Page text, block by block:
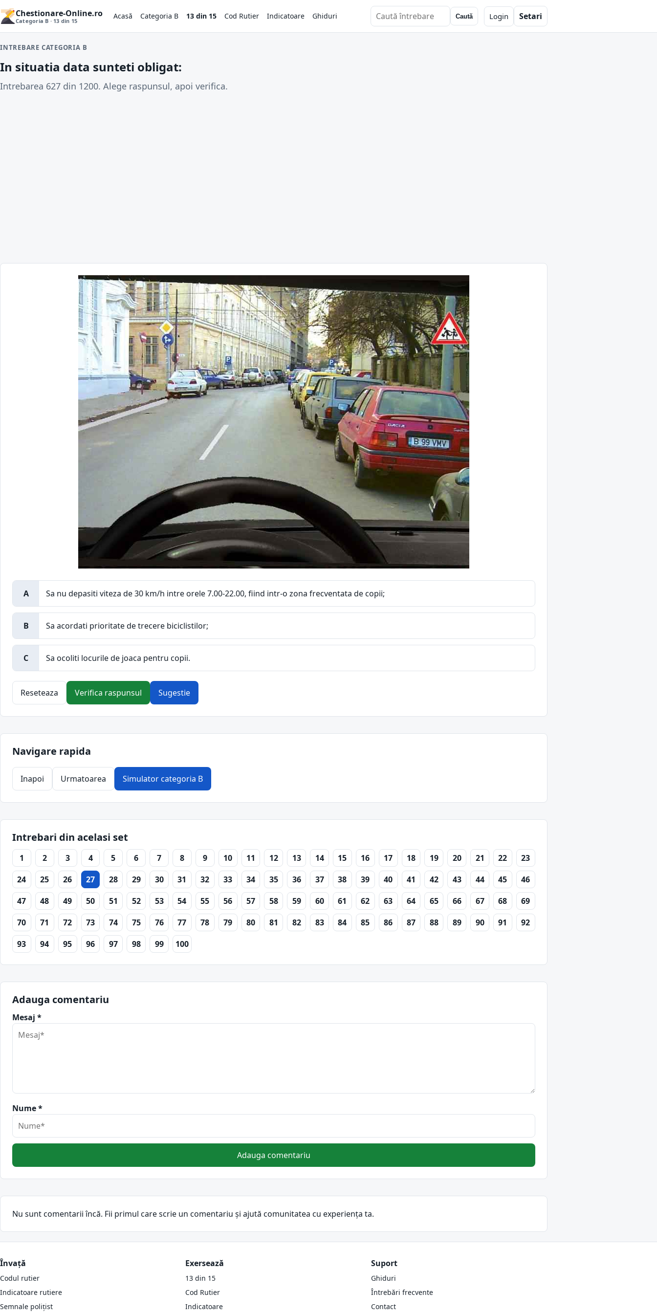
Chestionare-Online.ro
Categoria B · 13 din 15 Acasă Categoria B 13 din 15 Cod Rutier Indicatoare Ghiduri Caută întrebări Caută Login Setari
INTREBARE CATEGORIA B
In situatia data sunteti obligat:
Intrebarea 627 din 1200. Alege raspunsul, apoi verifica.
A Sa nu depasiti viteza de 30 km/h intre orele 7.00-22.00, fiind intr-o zona frecventata de copii;
B Sa acordati prioritate de trecere biciclistilor;
C Sa ocoliti locurile de joaca pentru copii.
Reseteaza Verifica raspunsul Sugestie
Navigare rapida
Inapoi Urmatoarea Simulator categoria B
Intrebari din acelasi set
1 2 3 4 5 6 7 8 9 10 11 12 13 14 15 16 17 18 19 20 21 22
23
24
25 26 27 28 29 30 31 32 33 34 35 36 37 38 39 40 41 42 43 44 45
46
47
48 49 50 51 52 53 54 55 56 57 58 59 60 61 62 63 64 65 66 67 68
69
70
71 72 73 74 75 76 77 78 79 80 81 82 83 84 85 86 87 88 89 90 91
92
93
94 95 96 97 98 99 100
Adauga comentariu
Mesaj *
Nume *
Adauga comentariu
Nu sunt comentarii încă. Fii primul care scrie un comentariu și ajută comunitatea cu experiența ta.
Învață
Codul rutier
Indicatoare rutiere
Semnale polițist
Exersează
13 din 15
Cod Rutier
Indicatoare
Suport
Ghiduri
Întrebări frecvente
Contact